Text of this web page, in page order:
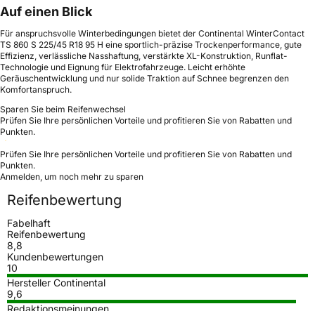
Auf einen Blick
Für anspruchsvolle Winterbedingungen bietet der Continental WinterContact
TS 860 S 225/45 R18 95 H eine sportlich-präzise Trockenperformance, gute
Effizienz, verlässliche Nasshaftung, verstärkte XL-Konstruktion, Runflat-
Technologie und Eignung für Elektrofahrzeuge. Leicht erhöhte
Geräuschentwicklung und nur solide Traktion auf Schnee begrenzen den
Komfortanspruch.
Sparen Sie beim Reifenwechsel
Prüfen Sie Ihre persönlichen Vorteile und profitieren Sie von Rabatten und
Punkten.
Prüfen Sie Ihre persönlichen Vorteile und profitieren Sie von Rabatten und
Punkten.
Anmelden, um noch mehr zu sparen
Reifenbewertung
Fabelhaft
Reifenbewertung
8,8
Kundenbewertungen
10
Hersteller Continental
9,6
Redaktionsmeinungen